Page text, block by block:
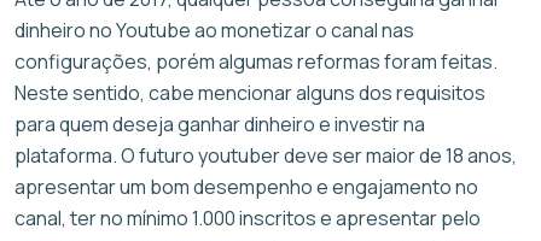
dinheiro no Youtube ao monetizar o canal nas
configurações, porém algumas reformas foram feitas.
Neste sentido, cabe mencionar alguns dos requisitos
para quem deseja ganhar dinheiro e investir na
plataforma. O futuro youtuber deve ser maior de 18 anos,
apresentar um bom desempenho e engajamento no
canal, ter no mínimo 1.000 inscritos e apresentar pelo